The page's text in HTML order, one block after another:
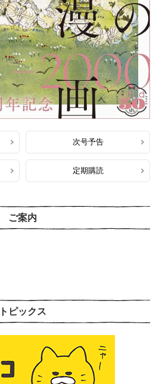
次号予告
定期購読
ご案内
トピックス